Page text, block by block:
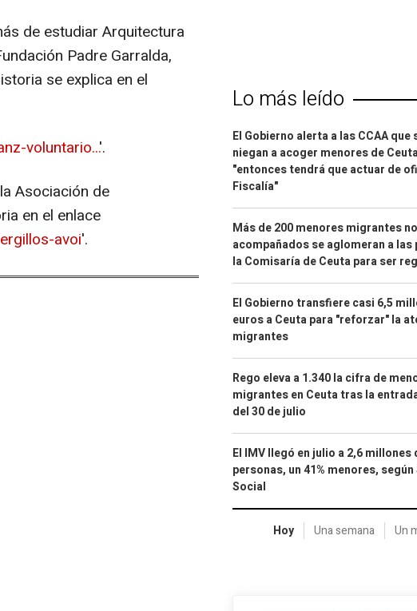
de estudiar Arquitectura
Padre Garralda,
se explica en el
voluntario...'.
Asociación de
en el enlace
avoi'.
Lo más leído
El Gobierno alerta a las CCAA que
niegan a acoger menores de
"entonces tendrá que actuar de
Fiscalía"
Más de 200 menores migrantes no
acompañados se aglomeran a las
la Comisaría de Ceuta para ser
El Gobierno transfiere casi 6,5
euros a Ceuta para "reforzar" la
migrantes
Rego eleva a 1.340 la cifra de
migrantes en Ceuta tras la
del 30 de julio
El IMV llegó en julio a 2,6 millones
personas, un 41% menores,
Social
Hoy Una semana Un